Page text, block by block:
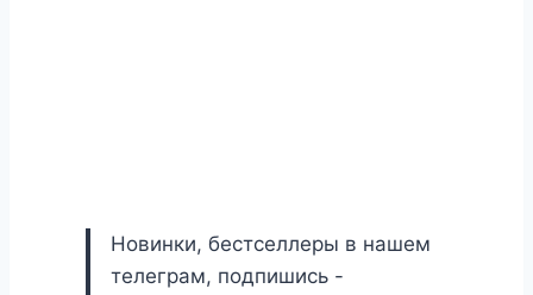
Новинки, бестселлеры в нашем
телеграм, подпишись -